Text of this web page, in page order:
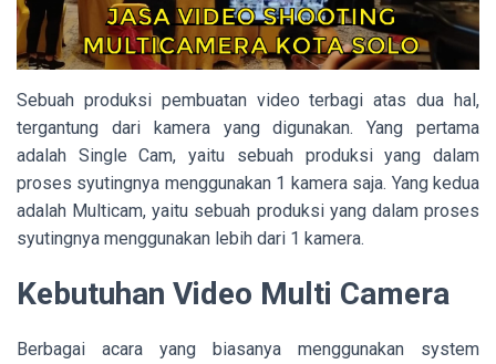
Sebuah produksi pembuatan video terbagi atas dua hal,
tergantung dari kamera yang digunakan. Yang pertama
adalah Single Cam, yaitu sebuah produksi yang dalam
proses syutingnya menggunakan 1 kamera saja. Yang kedua
adalah Multicam, yaitu sebuah produksi yang dalam proses
syutingnya menggunakan lebih dari 1 kamera.
Kebutuhan Video Multi Camera
Berbagai acara yang biasanya menggunakan system